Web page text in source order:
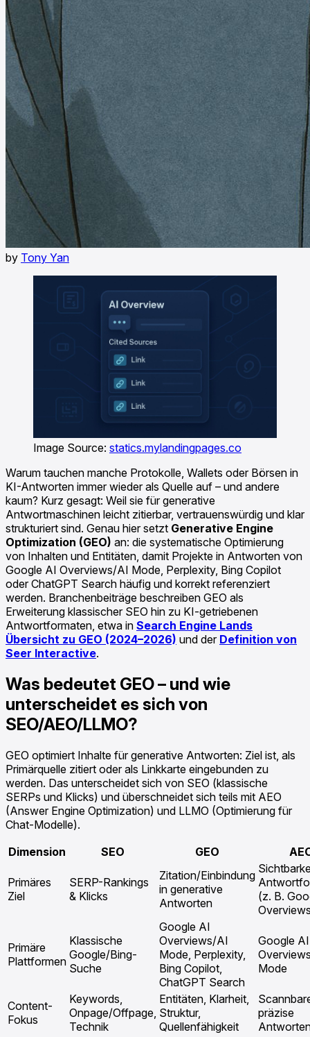
by Tony Yan
Image Source: statics.mylandingpages.co
Warum tauchen manche Protokolle, Wallets oder Börsen in
KI-Antworten immer wieder als Quelle auf – und andere
kaum? Kurz gesagt: Weil sie für generative
Antwortmaschinen leicht zitierbar, vertrauenswürdig und klar
strukturiert sind. Genau hier setzt Generative Engine
Optimization (GEO) an: die systematische Optimierung
von Inhalten und Entitäten, damit Projekte in Antworten von
Google AI Overviews/AI Mode, Perplexity, Bing Copilot
oder ChatGPT Search häufig und korrekt referenziert
werden. Branchenbeiträge beschreiben GEO als
Erweiterung klassischer SEO hin zu KI-getriebenen
Antwortformaten, etwa in Search Engine Lands
Übersicht zu GEO (2024–2026) und der Definition von
Seer Interactive.
Was bedeutet GEO – und wie
unterscheidet es sich von
SEO/AEO/LLMO?
GEO optimiert Inhalte für generative Antworten: Ziel ist, als
Primärquelle zitiert oder als Linkkarte eingebunden zu
werden. Das unterscheidet sich von SEO (klassische
SERPs und Klicks) und überschneidet sich teils mit AEO
(Answer Engine Optimization) und LLMO (Optimierung für
Chat-Modelle).
Dimension
SEO GEO
Primäres
Ziel
SERP-Rankings
& Klicks
Zitation/Einbindung
in generative
Antworten
(z. B.
Primäre
Plattformen
Klassische
Google/Bing-
Suche
Google AI
Overviews/AI
Mode, Perplexity,
Bing Copilot,
ChatGPT Search
Google AI
Mode
Content-
Fokus
Keywords,
Onpage/Offpage,
Technik
Entitäten, Klarheit,
Struktur,
Quellenfähigkeit
präzise